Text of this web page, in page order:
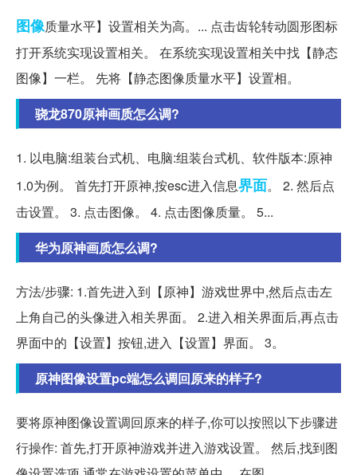
图像质量水平】设置相关为高。... 点击齿轮转动圆形图标
打开系统实现设置相关。 在系统实现设置相关中找【静态
图像】一栏。 先将【静态图像质量水平】设置相。
骁龙870原神画质怎么调?
1. 以电脑:组装台式机、电脑:组装台式机、软件版本:原神
1.0为例。 首先打开原神,按esc进入信息界面。 2. 然后点
击设置。 3. 点击图像。 4. 点击图像质量。 5...
华为原神画质怎么调?
方法/步骤: 1.首先进入到【原神】游戏世界中,然后点击左
上角自己的头像进入相关界面。 2.进入相关界面后,再点击
界面中的【设置】按钮,进入【设置】界面。 3。
原神图像设置pc端怎么调回原来的样子?
要将原神图像设置调回原来的样子,你可以按照以下步骤进
行操作: 首先,打开原神游戏并进入游戏设置。 然后,找到图